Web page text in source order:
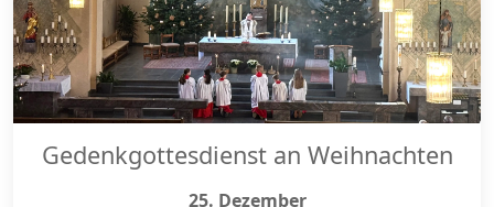
Gedenkgottesdienst an Weihnachten
25. Dezember